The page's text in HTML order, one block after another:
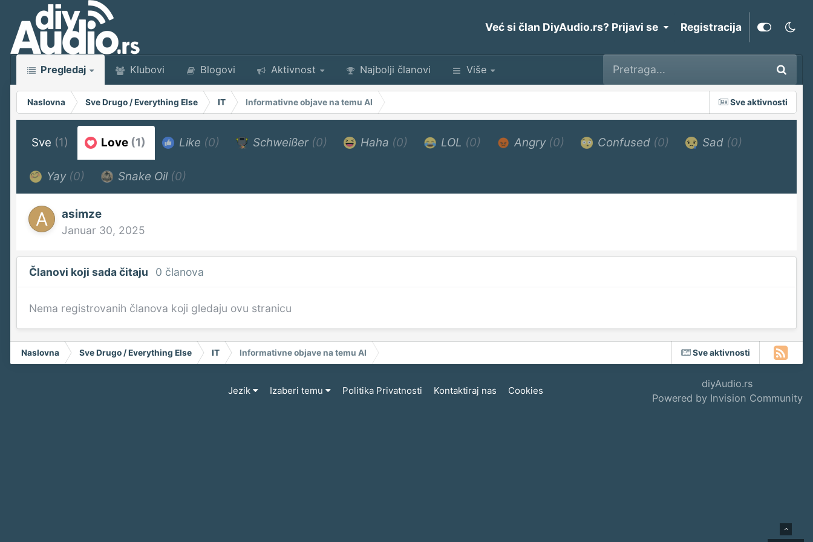
Već si član DiyAudio.rs? Prijavi se Registracija
Pregledaj Klubovi Blogovi Aktivnost Najbolji članovi Više
Sve aktivnosti
Naslovna Sve Drugo / Everything Else IT Informativne objave na temu AI
Sve (1) Love (1) Like (0) Schweißer (0) Haha (0) LOL (0) Angry (0) Confused (0) Sad (0)
Yay (0) Snake Oil (0)
asimze
Januar 30, 2025
Članovi koji sada čitaju 0 članova
Nema registrovanih članova koji gledaju ovu stranicu
Sve aktivnosti
Naslovna Sve Drugo / Everything Else IT Informativne objave na temu AI
Jezik Izaberi temu Politika Privatnosti Kontaktiraj nas Cookies
diyAudio.rs
Powered by Invision Community